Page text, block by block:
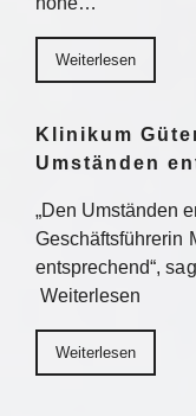
Weiterlesen
Klinikum
Umständen
„Den Umständen
Geschäftsführerin
entsprechend“,
Weiterlesen
Weiterlesen